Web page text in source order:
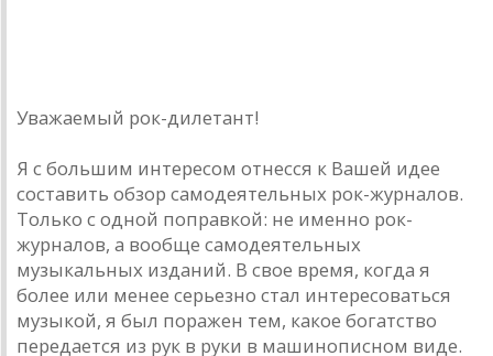
Уважаемый рок-дилетант!
Я с большим интересом отнесся к Вашей идее
составить обзор самодеятельных рок-журналов.
Только с одной поправкой: не именно рок-
журналов, а вообще самодеятельных
музыкальных изданий. В свое время, когда я
более или менее серьезно стал интересоваться
музыкой, я был поражен тем, какое богатство
передается из рук в руки в машинописном виде.